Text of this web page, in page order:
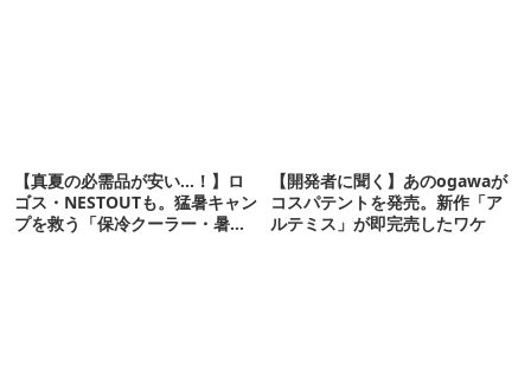
【真夏の必需品が安い…！】ロ
ゴス・NESTOUTも。猛暑キャン
プを救う「保冷クーラー・暑さ
【開発者に聞く】あのogawaが
コスパテントを発売。新作「ア
ルテミス」が即完売したワケ